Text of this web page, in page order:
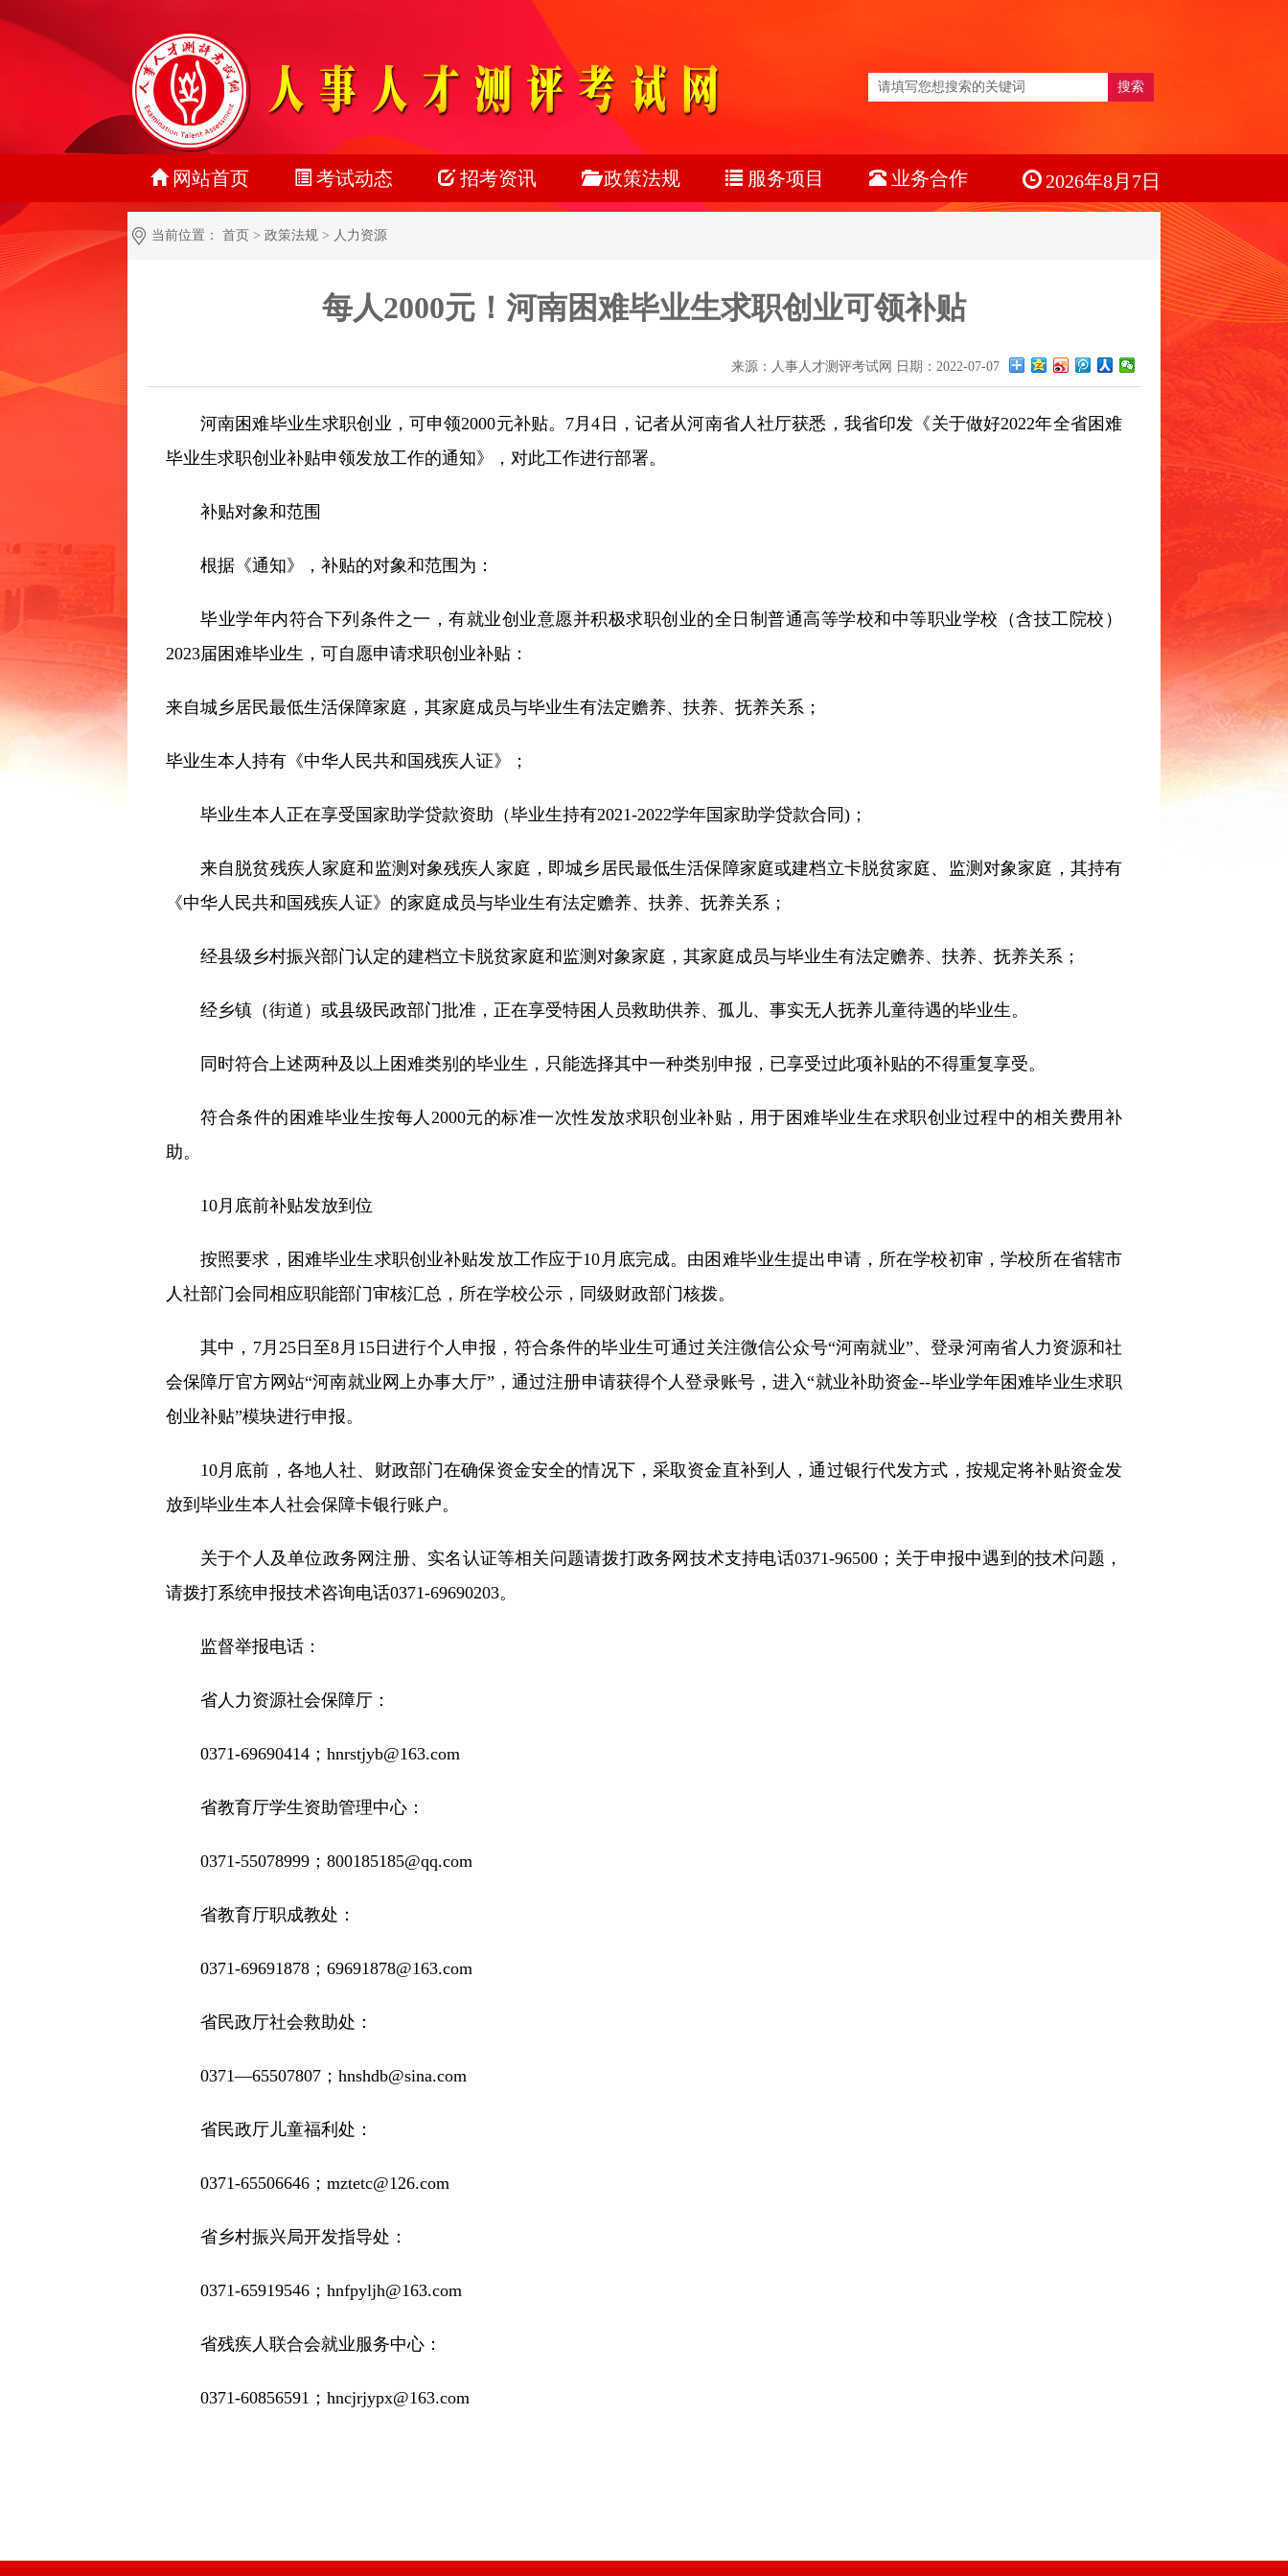
搜索
网站首页 考试动态
最新动态
准考证打印
名单公示
报考指南
常见问题
招考资讯
教师系统
社会招聘
校园招聘
政策法规
教师医疗
服务项目
网上报名
校园招聘
在线面试
业务合作 2026年8月7日
当前位置： 首页 > 政策法规 > 人力资源
每人2000元！河南困难毕业生求职创业可领补贴
来源：人事人才测评考试网 日期：2022-07-07
河南困难毕业生求职创业，可申领2000元补贴。7月4日，记者从河南省人社厅获悉，我省印发《关于做好2022年全省困难
毕业生求职创业补贴申领发放工作的通知》，对此工作进行部署。
补贴对象和范围
根据《通知》，补贴的对象和范围为：
毕业学年内符合下列条件之一，有就业创业意愿并积极求职创业的全日制普通高等学校和中等职业学校（含技工院校）
2023届困难毕业生，可自愿申请求职创业补贴：
来自城乡居民最低生活保障家庭，其家庭成员与毕业生有法定赡养、扶养、抚养关系；
毕业生本人持有《中华人民共和国残疾人证》；
毕业生本人正在享受国家助学贷款资助（毕业生持有2021-2022学年国家助学贷款合同)；
来自脱贫残疾人家庭和监测对象残疾人家庭，即城乡居民最低生活保障家庭或建档立卡脱贫家庭、监测对象家庭，其持有
《中华人民共和国残疾人证》的家庭成员与毕业生有法定赡养、扶养、抚养关系；
经县级乡村振兴部门认定的建档立卡脱贫家庭和监测对象家庭，其家庭成员与毕业生有法定赡养、扶养、抚养关系；
经乡镇（街道）或县级民政部门批准，正在享受特困人员救助供养、孤儿、事实无人抚养儿童待遇的毕业生。
同时符合上述两种及以上困难类别的毕业生，只能选择其中一种类别申报，已享受过此项补贴的不得重复享受。
符合条件的困难毕业生按每人2000元的标准一次性发放求职创业补贴，用于困难毕业生在求职创业过程中的相关费用补
助。
10月底前补贴发放到位
按照要求，困难毕业生求职创业补贴发放工作应于10月底完成。由困难毕业生提出申请，所在学校初审，学校所在省辖市
人社部门会同相应职能部门审核汇总，所在学校公示，同级财政部门核拨。
其中，7月25日至8月15日进行个人申报，符合条件的毕业生可通过关注微信公众号“河南就业”、登录河南省人力资源和社
会保障厅官方网站“河南就业网上办事大厅”，通过注册申请获得个人登录账号，进入“就业补助资金--毕业学年困难毕业生求职
创业补贴”模块进行申报。
10月底前，各地人社、财政部门在确保资金安全的情况下，采取资金直补到人，通过银行代发方式，按规定将补贴资金发
放到毕业生本人社会保障卡银行账户。
关于个人及单位政务网注册、实名认证等相关问题请拨打政务网技术支持电话0371-96500；关于申报中遇到的技术问题，
请拨打系统申报技术咨询电话0371-69690203。
监督举报电话：
省人力资源社会保障厅：
0371-69690414；hnrstjyb@163.com
省教育厅学生资助管理中心：
0371-55078999；800185185@qq.com
省教育厅职成教处：
0371-69691878；69691878@163.com
省民政厅社会救助处：
0371—65507807；hnshdb@sina.com
省民政厅儿童福利处：
0371-65506646；mztetc@126.com
省乡村振兴局开发指导处：
0371-65919546；hnfpyljh@163.com
省残疾人联合会就业服务中心：
0371-60856591；hncjrjypx@163.com